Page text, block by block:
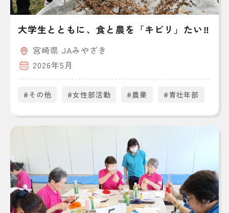
大学生とともに、食と農を「キビリ」たい‼
宮崎県 JAみやざき
2026年5月
#その他 #女性部活動 #農業 #青壮年部